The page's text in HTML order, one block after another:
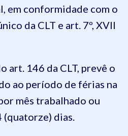
em conformidade com o
da CLT e art. 7º, XVII
art. 146 da CLT, prevê o
ao período de férias na
mês trabalhado ou
dias.